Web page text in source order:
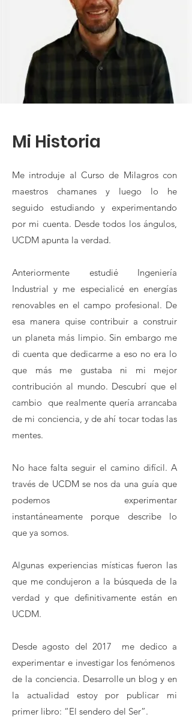
Mi Historia
Me introduje al Curso de Milagros con
maestros chamanes y luego lo he
seguido estudiando y experimentando
por mi cuenta. Desde todos los ángulos,
UCDM apunta la verdad.
Anteriormente estudié Ingeniería
Industrial y me especialicé en energías
renovables en el campo profesional. De
esa manera quise contribuir a construir
un planeta más limpio. Sin embargo me
di cuenta que dedicarme a eso no era lo
que más me gustaba ni mi mejor
contribución al mundo. Descubrí que el
cambio que realmente quería arrancaba
de mi conciencia, y de ahí tocar todas las
mentes.
No hace falta seguir el camino difícil. A
través de UCDM se nos da una guía que
podemos experimentar
instantáneamente porque describe lo
que ya somos.
Algunas experiencias místicas fueron las
que me condujeron a la búsqueda de la
verdad y que definitivamente están en
UCDM.
Desde agosto del 2017 me dedico a
experimentar e investigar los fenómenos
de la conciencia. Desarrolle un blog y en
la actualidad estoy por publicar mi
primer libro: “El sendero del Ser”.